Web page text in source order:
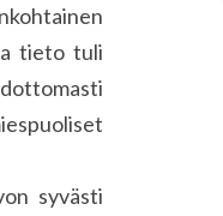
tieto tuli
syvästi